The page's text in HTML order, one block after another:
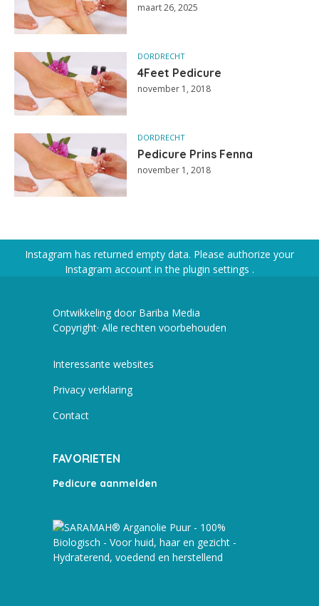
maart 26, 2025
DORDRECHT
4Feet Pedicure
november 1, 2018
DORDRECHT
Pedicure Prins Fenna
november 1, 2018
Instagram has returned empty data. Please authorize your
Instagram account in the plugin settings .
Ontwikkeling door Bariba Media
Copyright· Alle rechten voorbehouden
Interessante websites
Privacy verklaring
Contact
FAVORIETEN
Pedicure aanmelden